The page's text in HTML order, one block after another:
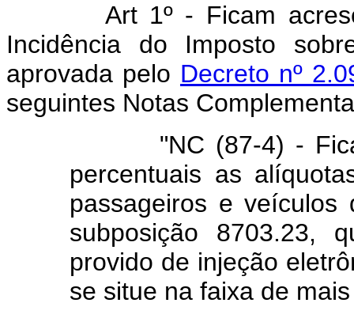
Art 1º - Ficam
Incidência do Imposto
aprovada pelo Decreto nº
seguintes Notas
"NC (87-4) - Ficam
percentuais as
passageiros e veículos
subposição 8703.23,
provido de injeção
se situe na faixa de